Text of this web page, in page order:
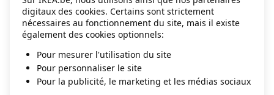
information).
digitaux des cookies. Certains sont strictement
nécessaires au fonctionnement du site, mais il existe
également des cookies optionnels:
Pour mesurer l'utilisation du site
Pour personnaliser le site
Pour la publicité, le marketing et les médias sociaux